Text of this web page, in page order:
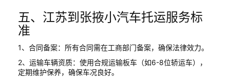
五、江苏到张掖小汽车托运服务标
准
1、合同备案：所有合同需在工商部门备案，确保法律效力。
2、运输车辆资质：使用合规运输板车（如6-8位轿运车），
定期维护保养，确保车况良好。